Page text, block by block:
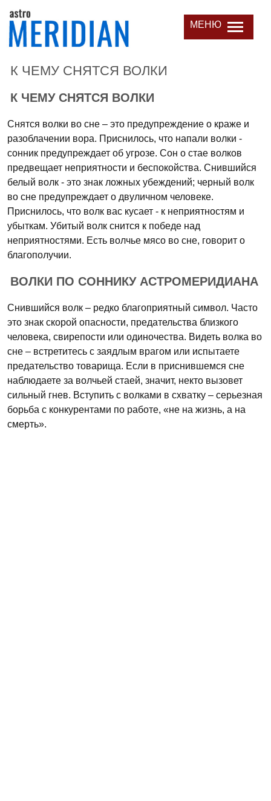
МЕНЮ
К ЧЕМУ СНЯТСЯ ВОЛКИ
К ЧЕМУ СНЯТСЯ ВОЛКИ
Снятся волки во сне – это предупреждение о краже и
разоблачении вора. Приснилось, что напали волки -
сонник предупреждает об угрозе. Сон о стае волков
предвещает неприятности и беспокойства. Снившийся
белый волк - это знак ложных убеждений; черный волк
во сне предупреждает о двуличном человеке.
Приснилось, что волк вас кусает - к неприятностям и
убыткам. Убитый волк снится к победе над
неприятностями. Есть волчье мясо во сне, говорит о
благополучии.
ВОЛКИ ПО СОННИКУ АСТРОМЕРИДИАНА
Снившийся волк – редко благоприятный символ. Часто
это знак скорой опасности, предательства близкого
человека, свирепости или одиночества. Видеть волка во
сне – встретитесь с заядлым врагом или испытаете
предательство товарища. Если в приснившемся сне
наблюдаете за волчьей стаей, значит, некто вызовет
сильный гнев. Вступить с волками в схватку – серьезная
борьба с конкурентами по работе, «не на жизнь, а на
смерть».